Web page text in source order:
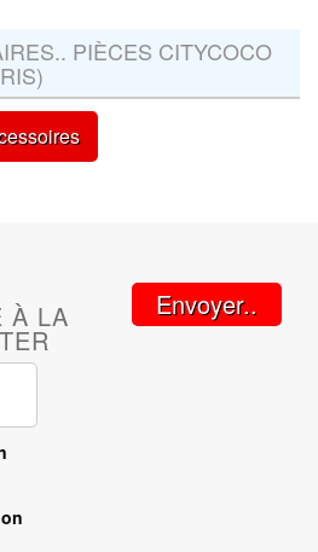
PIÈCES CITYCOCO
À LA Envoyer..